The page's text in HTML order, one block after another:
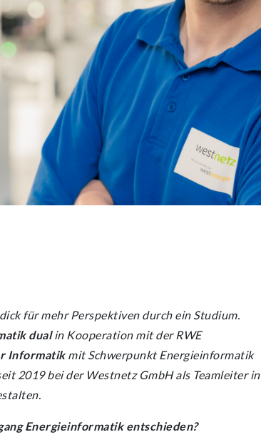
für mehr Perspektiven durch ein Studium.
dualin Kooperation mit der RWE
Informatikmit Schwerpunkt Energieinformatik
2019 bei der Westnetz GmbH als Teamleiter in
Energieinformatik entschieden?